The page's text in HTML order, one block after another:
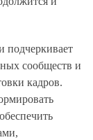
подчеркивает
сообществ и
кадров.